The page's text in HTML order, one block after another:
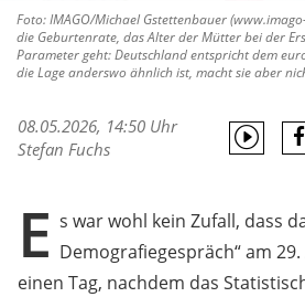
Foto: IMAGO/Michael Gstettenbauer
die Geburtenrate, das Alter der Mütter bei der
Parameter geht: Deutschland entspricht dem
die Lage anderswo ähnlich ist, macht sie aber
08.05.2026, 14:50 Uhr
Stefan Fuchs
E s war wohl kein Zufall, dass
Demografiegespräch“ am
einen Tag, nachdem das